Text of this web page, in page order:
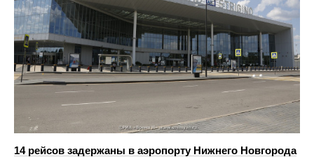
14 рейсов задержаны в аэропорту Нижнего Новгорода